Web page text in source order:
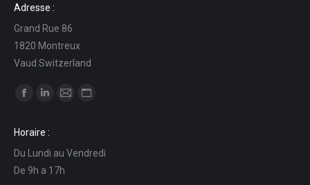
Adresse :
Grand Rue 86
1820 Montreux
Vaud Switzerland
Find us on:
opens
in
new
opens
in
new
in
in
Horaire :
Du Lundi au Vendredi
De 9h a 17h